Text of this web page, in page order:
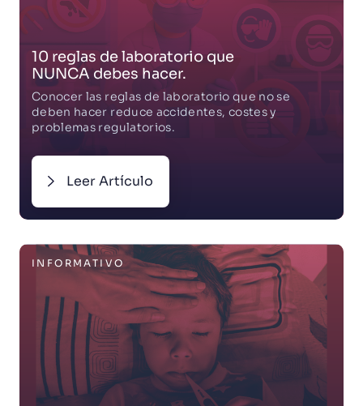
10 reglas de laboratorio que
NUNCA debes hacer.
Conocer las reglas de laboratorio que no se
deben hacer reduce accidentes, costes y
problemas regulatorios.
Leer Artículo
INFORMATIVO